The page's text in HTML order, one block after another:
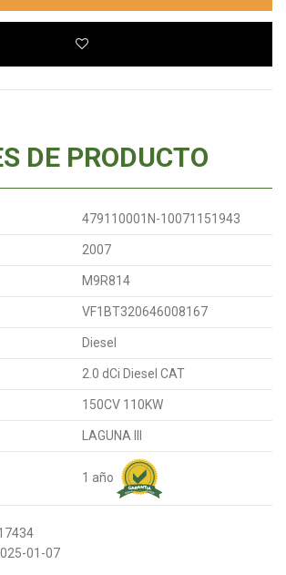
DE PRODUCTO
479110001N-10071151943
2007
M9R814
VF1BT320646008167
Diesel
2.0 dCi Diesel CAT
150CV 110KW
LAGUNA III
1 año
01-07